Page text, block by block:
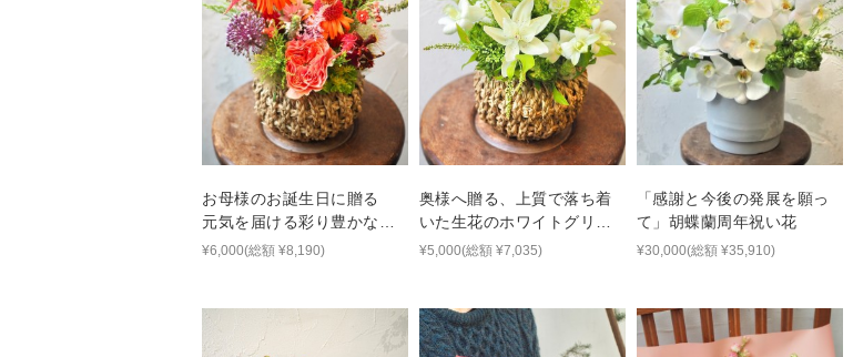
お母様のお誕生日に贈る
元気を届ける彩り豊かな生
花アレンジ
¥6,000(総額 ¥8,190)
奥様へ贈る、上質で落ち着
いた生花のホワイトグリー
ンアレンジ
¥5,000(総額 ¥7,035)
「感謝と今後の発展を願っ
て」胡蝶蘭周年祝い花
¥30,000(総額 ¥35,910)